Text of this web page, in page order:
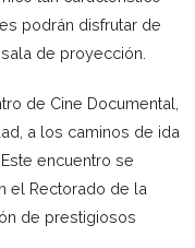
podrán disfrutar de
de proyección.
de Cine Documental,
a los caminos de ida
encuentro se
el Rectorado de la
de prestigiosos